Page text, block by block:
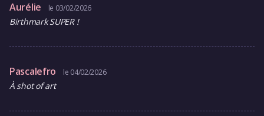
Aurélie le 03/02/2026
Birthmark SUPER !
Pascalefro le 04/02/2026
À shot of art